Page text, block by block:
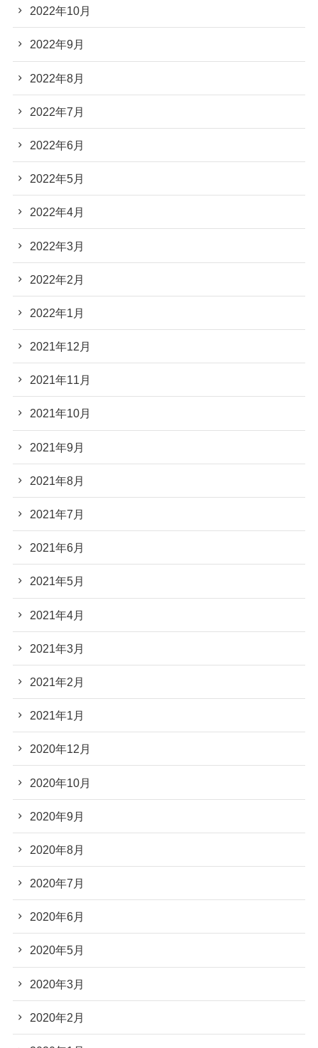
2022年10月
2022年9月
2022年8月
2022年7月
2022年6月
2022年5月
2022年4月
2022年3月
2022年2月
2022年1月
2021年12月
2021年11月
2021年10月
2021年9月
2021年8月
2021年7月
2021年6月
2021年5月
2021年4月
2021年3月
2021年2月
2021年1月
2020年12月
2020年10月
2020年9月
2020年8月
2020年7月
2020年6月
2020年5月
2020年3月
2020年2月